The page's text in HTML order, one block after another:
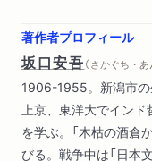
著作者プロフィール
坂口安吾（ さかぐち・あ
1906-1955。新潟市の
上京、東洋大でイン
を学ぶ。「木枯の酒倉
びる。戦争中は「日本